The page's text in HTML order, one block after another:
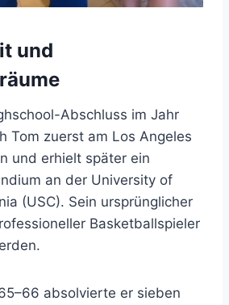
und
Abschluss im Jahr
Tom zuerst am Los Angeles
und erhielt später ein
an der University of
(USC). Sein ursprünglicher
Basketballspieler
absolvierte er sieben